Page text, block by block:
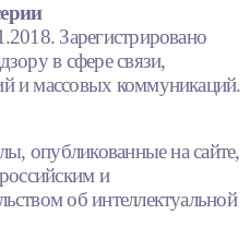
Зарегистрировано
в сфере связи,
и массовых коммуникаций.
опубликованные на сайте,
и
об интеллектуальной